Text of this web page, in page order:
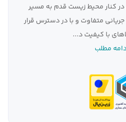
در کنار محیط زیست قدم به مسیر
جریانی متفاوت و با در دسترس قرار
با کیفیت د...
مطلب